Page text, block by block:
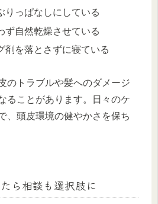
りっぱなしにしている
ず自然乾燥させている
剤を落とさずに寝ている
のトラブルや髪へのダメージ
ることがあります。日々のケ
、頭皮環境の健やかさを保ち
ら相談も選択肢に